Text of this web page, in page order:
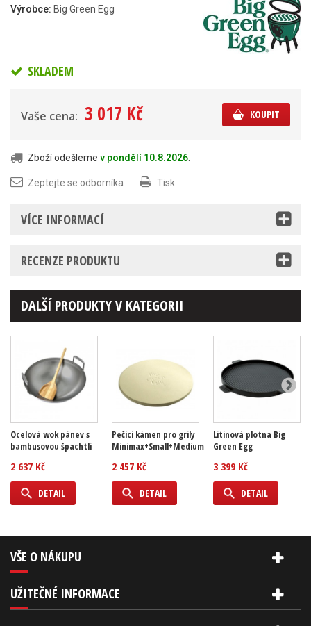
Výrobce: Big Green Egg
SKLADEM
Vaše cena: 3 017 Kč KOUPIT
Zboží odešleme v pondělí 10.8.2026
Zeptejte se odborníka Tisk
VÍCE INFORMACÍ
RECENZE PRODUKTU
DALŠÍ PRODUKTY V KATEGORII
Ocelová wok pánev s
bambusovou špachtlí
2 637 Kč
DETAIL
Pečící kámen pro grily
Minimax+Small+Medium
2 457 Kč
DETAIL
Litinová plotna Big
Green Egg
3 399 Kč
DETAIL
VŠE O NÁKUPU
UŽITEČNÉ INFORMACE